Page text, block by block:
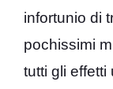
infortunio di
pochissimi
tutti gli